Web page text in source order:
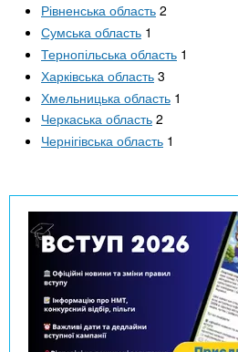
Рівненська область 2
Сумська область 1
Тернопільська область 1
Харківська область 3
Хмельницька область 1
Черкаська область 2
Чернігівська область 1